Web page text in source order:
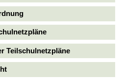
Teilschulnetzpläne